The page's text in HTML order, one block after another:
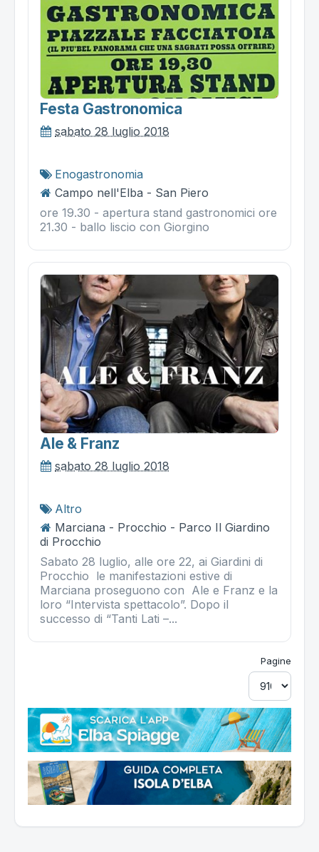
Festa Gastronomica
sabato 28 luglio 2018
Enogastronomia
Campo nell'Elba - San Piero
ore 19.30 - apertura stand gastronomici ore
21.30 - ballo liscio con Giorgino
Ale & Franz
sabato 28 luglio 2018
Altro
Marciana - Procchio - Parco Il Giardino
di Procchio
Sabato 28 luglio, alle ore 22, ai Giardini di
Procchio le manifestazioni estive di
Marciana proseguono con Ale e Franz e la
loro “Intervista spettacolo”. Dopo il
successo di “Tanti Lati –...
Pagine